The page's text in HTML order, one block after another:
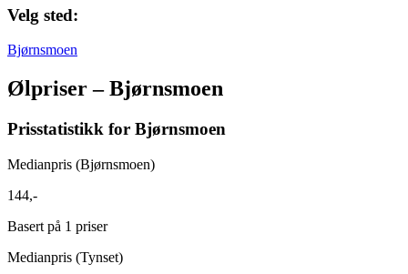
Velg sted:
Bjørnsmoen
Ølpriser – Bjørnsmoen
Prisstatistikk for Bjørnsmoen
Medianpris (Bjørnsmoen)
144,-
Basert på 1 priser
Medianpris (Tynset)